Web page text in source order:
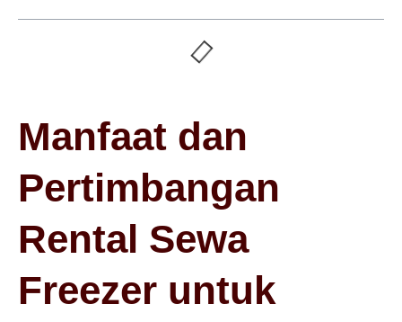
Manfaat dan
Pertimbangan
Rental Sewa
Freezer untuk